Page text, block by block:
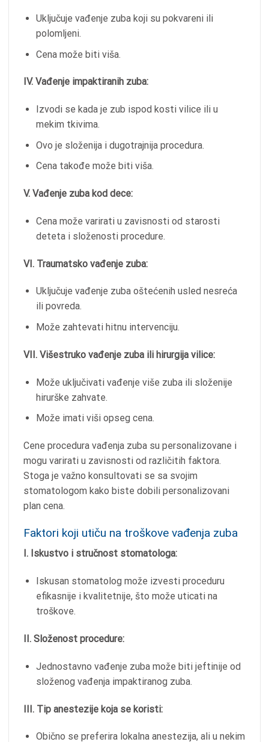
Uključuje vađenje zuba koji su pokvareni ili
polomljeni.
Cena može biti viša.
IV. Vađenje impaktiranih zuba:
Izvodi se kada je zub ispod kosti vilice ili u
mekim tkivima.
Ovo je složenija i dugotrajnija procedura.
Cena takođe može biti viša.
V. Vađenje zuba kod dece:
Cena može varirati u zavisnosti od starosti
deteta i složenosti procedure.
VI. Traumatsko vađenje zuba:
Uključuje vađenje zuba oštećenih usled nesreća
ili povreda.
Može zahtevati hitnu intervenciju.
VII. Višestruko vađenje zuba ili hirurgija vilice:
Može uključivati vađenje više zuba ili složenije
hirurške zahvate.
Može imati viši opseg cena.
Cene procedura vađenja zuba su personalizovane i
mogu varirati u zavisnosti od različitih faktora.
Stoga je važno konsultovati se sa svojim
stomatologom kako biste dobili personalizovani
plan cena.
Faktori koji utiču na troškove vađenja zuba
I. Iskustvo i stručnost stomatologa:
Iskusan stomatolog može izvesti proceduru
efikasnije i kvalitetnije, što može uticati na
troškove.
II. Složenost procedure:
Jednostavno vađenje zuba može biti jeftinije od
složenog vađenja impaktiranog zuba.
III. Tip anestezije koja se koristi:
Obično se preferira lokalna anestezija, ali u nekim